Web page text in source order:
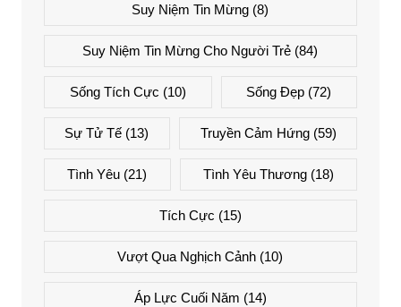
Suy Niệm Tin Mừng (8)
Suy Niệm Tin Mừng Cho Người Trẻ (84)
Sống Tích Cực (10) Sống Đẹp (72)
Sự Tử Tế (13) Truyền Cảm Hứng(59)
Tình Yêu (21) Tình Yêu Thương(18)
Tích Cực (15)
Vượt Qua Nghịch Cảnh (10)
Áp Lực Cuối Năm (14)